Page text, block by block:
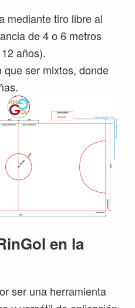
mediante tiro libre al
de 4 o 6 metros
años).
que ser mixtos, donde
en la
ser una herramienta